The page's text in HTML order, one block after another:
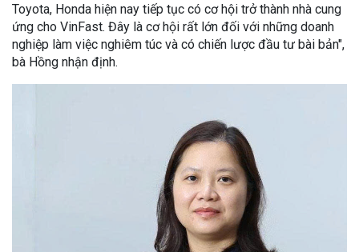
Toyota, Honda hiện nay tiếp tục có cơ hội trở thành nhà cung
ứng cho VinFast. Đây là cơ hội rất lớn đối với những doanh
nghiệp làm việc nghiêm túc và có chiến lược đầu tư bài bản",
bà Hồng nhận định.